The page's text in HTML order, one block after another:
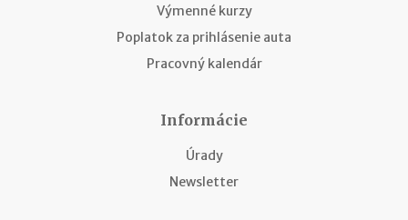
Výmenné kurzy
Poplatok za prihlásenie auta
Pracovný kalendár
Informácie
Úrady
Newsletter